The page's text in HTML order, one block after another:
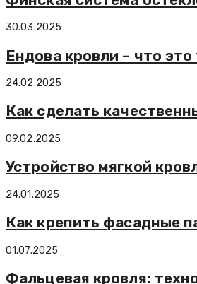
30.03.2025
Ендова кровли – что это
24.02.2025
Как сделать
09.02.2025
Устройство мягкой
24.01.2025
Как крепить фасадные
01.07.2025
Фальцевая кровля: